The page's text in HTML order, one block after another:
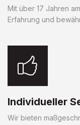
Mit über 17 Jahren
Erfahrung und
Individueller
Wir bieten